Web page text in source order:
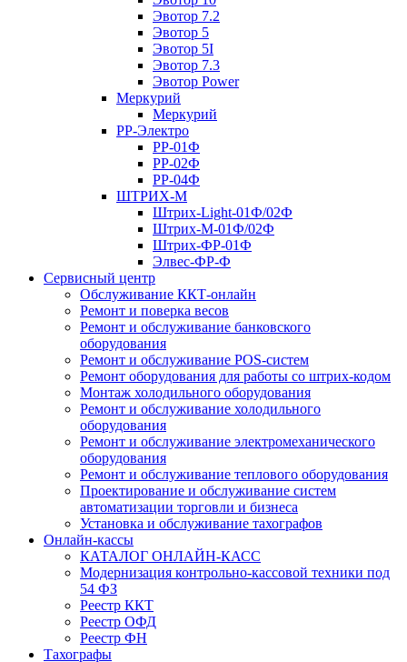
Эвотор 7.2
Эвотор 5
Эвотор 5I
Эвотор 7.3
Эвотор Power
Меркурий
Меркурий
РР-Электро
РР-01Ф
РР-02Ф
РР-04Ф
ШТРИХ-М
Штрих-Light-01Ф/02Ф
Штрих-М-01Ф/02Ф
Штрих-ФР-01Ф
Элвес-ФР-Ф
Сервисный центр
Обслуживание ККТ-онлайн
Ремонт и поверка весов
Ремонт и обслуживание банковского
оборудования
Ремонт и обслуживание POS-систем
Ремонт оборудования для работы со штрих-кодом
Монтаж холодильного оборудования
Ремонт и обслуживание холодильного
оборудования
Ремонт и обслуживание электромеханического
оборудования
Ремонт и обслуживание теплового оборудования
Проектирование и обслуживание систем
автоматизации торговли и бизнеса
Установка и обслуживание тахографов
Онлайн-кассы
КАТАЛОГ ОНЛАЙН-КАСС
Модернизация контрольно-кассовой техники под
54 ФЗ
Реестр ККТ
Реестр ОФД
Реестр ФН
Тахографы